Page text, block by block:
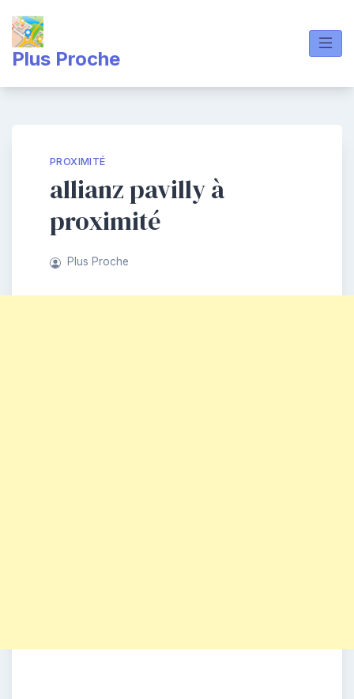
content
Plus Proche
PROXIMITÉ
allianz pavilly à
proximité
Plus Proche